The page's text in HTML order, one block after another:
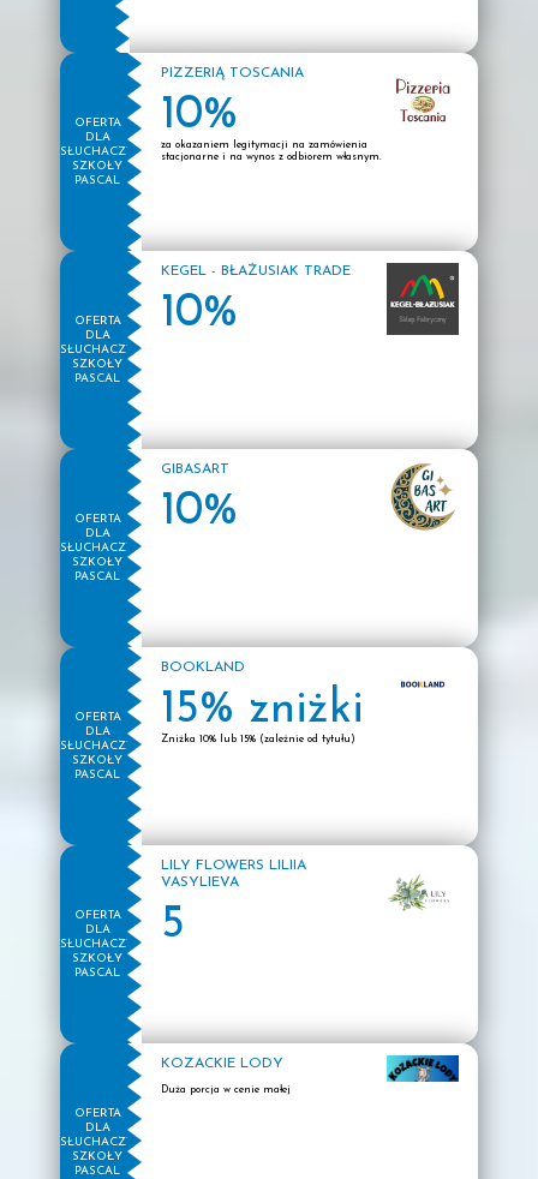
OFERTA
DLA
SŁUCHACZY
SZKOŁY
PASCAL
PIZZERIĄ TOSCANIA
10%
za okazaniem legitymacji na zamówienia
stacjonarne i na wynos z odbiorem własnym.
OFERTA
DLA
SŁUCHACZY
SZKOŁY
PASCAL
KEGEL - BŁAŻUSIAK TRADE
10%
OFERTA
DLA
SŁUCHACZY
SZKOŁY
PASCAL
GIBASART
10%
OFERTA
DLA
SŁUCHACZY
SZKOŁY
PASCAL
BOOKLAND
15% zniżki
Zniżka 10% lub 15% (zależnie od tytułu)
OFERTA
DLA
SŁUCHACZY
SZKOŁY
PASCAL
LILY FLOWERS LILIIA
VASYLIEVA
5
OFERTA
DLA
SŁUCHACZY
SZKOŁY
PASCAL
KOZACKIE LODY
Duża porcja w cenie małej